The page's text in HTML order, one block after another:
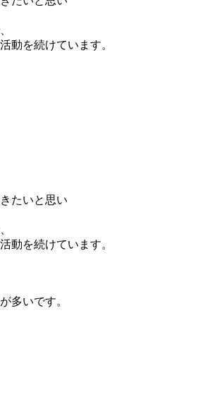
動を続けています。
たいと思い
動を続けています。
多いです。